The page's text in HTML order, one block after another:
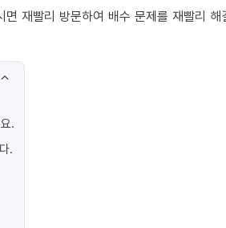
재빨리 방문하여 배수 문제를 재빨리
.
.